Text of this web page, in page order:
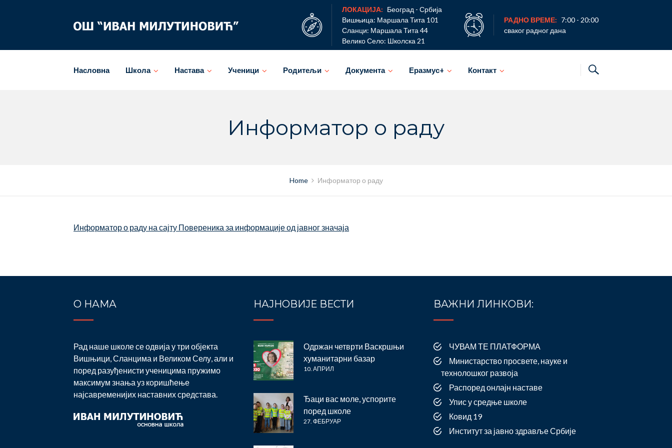
ЛОКАЦИЈА: Београд - Србија
Вишњица: Маршала Тита 101
Сланци: Маршала Тита 44
Велико Село: Школска 21
РАДНО ВРЕМЕ: 7:00 - 20:00
сваког радног дана
Насловна Школа Настава Ученици Родитељи Документа Еразмус+ Контакт
Информатор о раду
Home Информатор о раду
Информатор о раду на сајту Повереника за информације од јавног значаја
О НАМА
Рад наше школе се одвија у три објекта
Вишњици, Сланцима и Великом Селу, али и
поред разуђенисти ученицима пружимо
максимум знања уз коришћење
најсавременијих наставних средстава.
НАЈНОВИЈЕ ВЕСТИ
Одржан четврти Васкршњи
хуманитарни базар
10. АПРИЛ
Ђаци вас моле, успорите
поред школе
27. ФЕБРУАР
ВАЖНИ ЛИНКОВИ:
ЧУВАМ ТЕ ПЛАТФОРМА
Министарство просвете, науке и
технолошког развоја
Распоред онлајн наставе
Упис у средње школе
Ковид 19
Институт за јавно здравље Србије